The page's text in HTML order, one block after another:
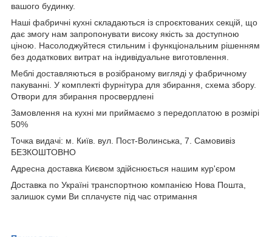
вашого будинку.
Наші фабричні кухні складаються із спроєктованих секцій, що
дає змогу нам запропонувати високу якість за доступною
ціною. Насолоджуйтеся стильним і функціональним рішенням
без додаткових витрат на індивідуальне виготовлення.
Меблі доставляються в розібраному вигляді у фабричному
пакуванні. У комплекті фурнітура для збирання, схема збору.
Отвори для збирання просвердлені
Замовлення на кухні ми приймаємо з передоплатою в розмірі
50%
Точка видачі: м. Київ. вул. Пост-Волинська, 7. Самовивіз
БЕЗКОШТОВНО
Адресна доставка Києвом здійснюється нашим кур'єром
Доставка по Україні транспортною компанією Нова Пошта,
залишок суми Ви сплачуєте під час отримання